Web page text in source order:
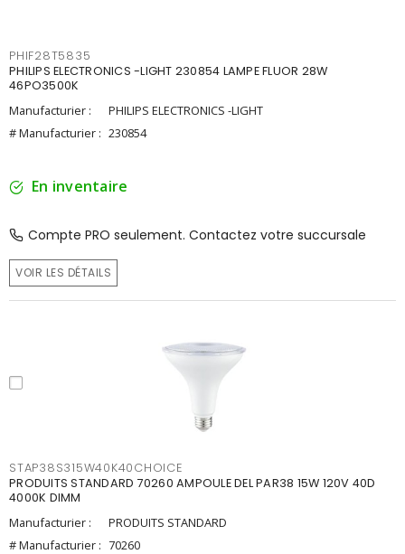
PHIF28T5835
PHILIPS ELECTRONICS -LIGHT 230854 LAMPE FLUOR 28W
46PO3500K
Manufacturier :
PHILIPS ELECTRONICS -LIGHT
# Manufacturier : 230854
En inventaire
Compte PRO seulement. Contactez votre succursale
VOIR LES DÉTAILS
STAP38S315W40K40CHOICE
PRODUITS STANDARD 70260 AMPOULE DEL PAR38 15W 120V 40D
4000K DIMM
Manufacturier :
PRODUITS STANDARD
# Manufacturier : 70260